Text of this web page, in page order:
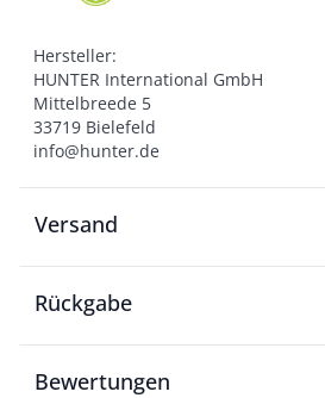
Hersteller:
HUNTER International GmbH
Mittelbreede 5
33719 Bielefeld
info@hunter.de
Versand
Rückgabe
Bewertungen